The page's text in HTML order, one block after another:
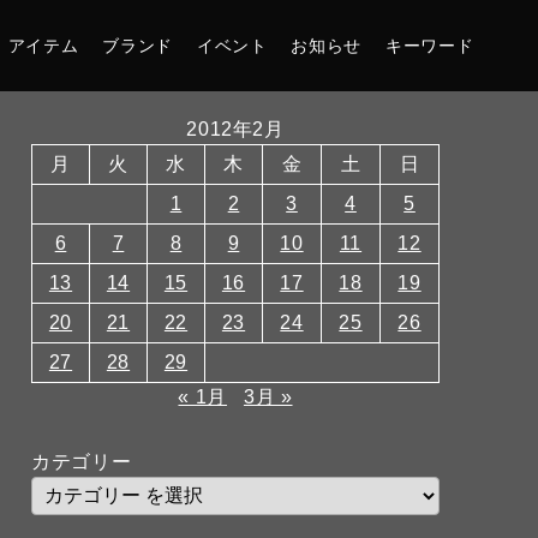
アイテム ブランド イベント お知らせ キーワード
2012年2月
月
火 水 木 金 土
日
1
2 3 4
5
6
7 8 9 10 11
12
13
14 15 16 17 18
19
20
21 22 23 24 25
26
27
28
29
« 1月
3月 »
カテゴリー